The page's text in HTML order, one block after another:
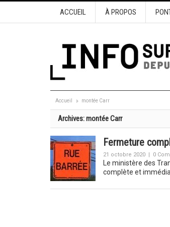
ACCUEIL À PROPOS
Accueil montée Carr
Archives:montée Carr
Fermeture
21 octobre 2020 | 0
Le ministère des
complète et